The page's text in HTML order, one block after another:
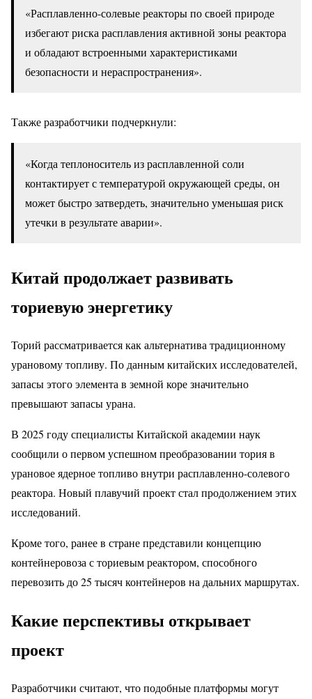
«Расплавленно-солевые реакторы по своей природе
избегают риска расплавления активной зоны реактора
и обладают встроенными характеристиками
безопасности и нераспространения».
Также разработчики подчеркнули:
«Когда теплоноситель из расплавленной соли
контактирует с температурой окружающей среды, он
может быстро затвердеть, значительно уменьшая риск
утечки в результате аварии».
Китай продолжает развивать
ториевую энергетику
Торий рассматривается как альтернатива традиционному
урановому топливу. По данным китайских исследователей,
запасы этого элемента в земной коре значительно
превышают запасы урана.
В 2025 году специалисты Китайской академии наук
сообщили о первом успешном преобразовании тория в
урановое ядерное топливо внутри расплавленно-солевого
реактора. Новый плавучий проект стал продолжением этих
исследований.
Кроме того, ранее в стране представили концепцию
контейнеровоза с ториевым реактором, способного
перевозить до 25 тысяч контейнеров на дальних маршрутах.
Какие перспективы открывает
проект
Разработчики считают, что подобные платформы могут